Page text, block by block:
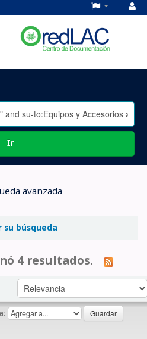
Ir
avanzada
su búsqueda
4 resultados.